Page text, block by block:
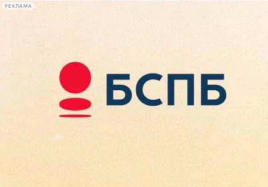
РЕКЛАМА
Сегодня:
2026.08.07
15:47
Афиша Plus